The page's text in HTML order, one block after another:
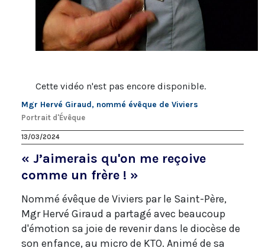
Cette vidéo n'est pas encore disponible.
Mgr Hervé Giraud, nommé évêque de Viviers
Portrait d'Évêque
13/03/2024
« J’aimerais qu'on me reçoive
comme un frère ! »
Nommé évêque de Viviers par le Saint-Père,
Mgr Hervé Giraud a partagé avec beaucoup
d'émotion sa joie de revenir dans le diocèse de
son enfance, au micro de KTO. Animé de sa